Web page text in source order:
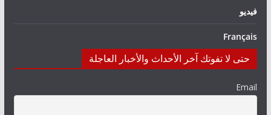
فيديو
Français
حتى لا تفوتك آخر الأحداث والأخبار العاجلة
Email